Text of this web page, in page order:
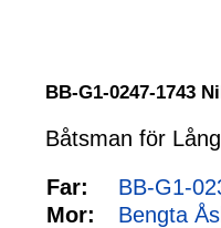
BB-G1-0247-1743
Båtsman för
Far:
BB-G1-
Mor:
Bengta